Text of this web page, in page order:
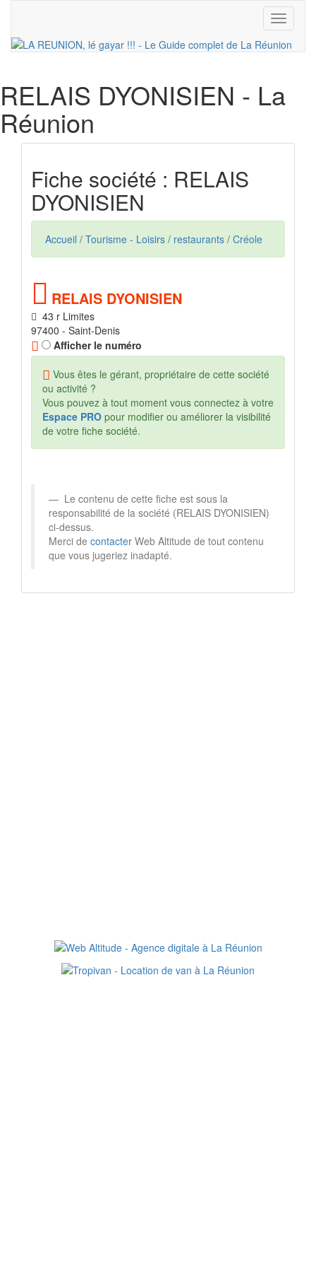
Toggle
RELAIS DYONISIEN - La
Réunion
Fiche société : RELAIS
DYONISIEN
Accueil / Tourisme - Loisirs / restaurants / Créole
RELAIS DYONISIEN
43 r Limites
97400 - Saint-Denis
Afficher le numéro
Vous êtes le gérant, propriétaire de cette société
ou activité ?
Vous pouvez à tout moment vous connectez à votre
Espace PRO pour modifier ou améliorer la visibilité
de votre fiche société.
Le contenu de cette fiche est sous la
responsabilité de la société (RELAIS DYONISIEN)
ci-dessus.
Merci de contacter Web Altitude de tout contenu
que vous jugeriez inadapté.